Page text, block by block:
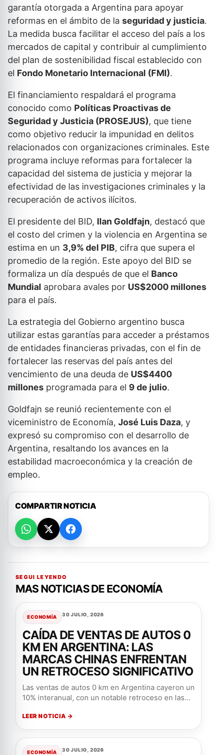
garantía otorgada a Argentina para apoyar
reformas en el ámbito de la seguridad y justicia.
La medida busca facilitar el acceso del país a los
mercados de capital y contribuir al cumplimiento
del plan de sostenibilidad fiscal establecido con
el Fondo Monetario Internacional (FMI).
El financiamiento respaldará el programa
conocido como Políticas Proactivas de
Seguridad y Justicia (PROSEJUS), que tiene
como objetivo reducir la impunidad en delitos
relacionados con organizaciones criminales. Este
programa incluye reformas para fortalecer la
capacidad del sistema de justicia y mejorar la
efectividad de las investigaciones criminales y la
recuperación de activos ilícitos.
El presidente del BID, Ilan Goldfajn, destacó que
el costo del crimen y la violencia en Argentina se
estima en un 3,9% del PIB, cifra que supera el
promedio de la región. Este apoyo del BID se
formaliza un día después de que el Banco
Mundial aprobara avales por US$2000 millones
para el país.
La estrategia del Gobierno argentino busca
utilizar estas garantías para acceder a préstamos
de entidades financieras privadas, con el fin de
fortalecer las reservas del país antes del
vencimiento de una deuda de US$4400
millones programada para el 9 de julio.
Goldfajn se reunió recientemente con el
viceministro de Economía, José Luis Daza, y
expresó su compromiso con el desarrollo de
Argentina, resaltando los avances en la
estabilidad macroeconómica y la creación de
empleo.
COMPARTIR NOTICIA
SEGUI LEYENDO
MAS NOTICIAS DE ECONOMÍA
ECONOMÍA 30 JULIO, 2026
CAÍDA DE VENTAS DE AUTOS 0
KM EN ARGENTINA: LAS
MARCAS CHINAS ENFRENTAN
UN RETROCESO SIGNIFICATIVO
Las ventas de autos 0 km en Argentina cayeron un
10% interanual, con un notable retroceso en las...
LEER NOTICIA →
ECONOMÍA 30 JULIO, 2026